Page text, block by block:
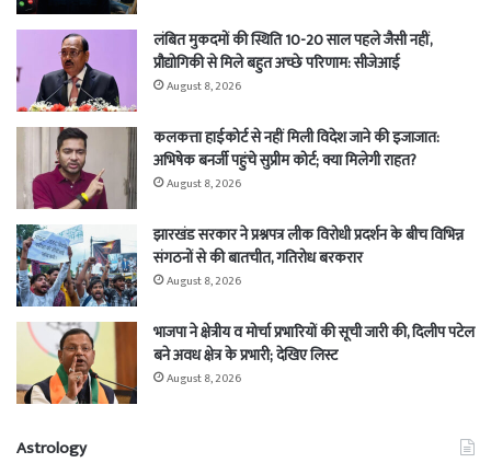
लंबित मुकदमों की स्थिति 10-20 साल पहले जैसी नहीं,
प्रौद्योगिकी से मिले बहुत अच्छे परिणाम: सीजेआई
August 8, 2026
कलकत्ता हाईकोर्ट से नहीं मिली विदेश जाने की इजाजात:
अभिषेक बनर्जी पहुंचे सुप्रीम कोर्ट; क्या मिलेगी राहत?
August 8, 2026
झारखंड सरकार ने प्रश्नपत्र लीक विरोधी प्रदर्शन के बीच विभिन्न
संगठनों से की बातचीत, गतिरोध बरकरार
August 8, 2026
भाजपा ने क्षेत्रीय व मोर्चा प्रभारियों की सूची जारी की, दिलीप पटेल
बने अवध क्षेत्र के प्रभारी; देखिए लिस्ट
August 8, 2026
Astrology